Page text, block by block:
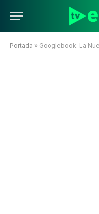
Portada » Googlebook: La Nueva